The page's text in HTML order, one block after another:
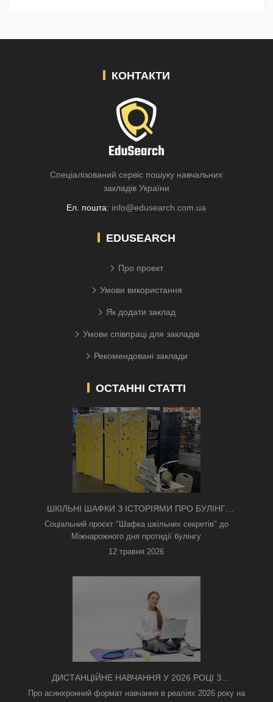
КОНТАКТИ
Спеціалізований сервіс пошуку навчальних
закладів України
Ел. пошта: info@edusearch.com.ua
EDUSEARCH
Про проект
Умови використання
Як додати заклад
Умови співпраці для закладів
Рекомендовані заклади
ОСТАННІ СТАТТІ
ШКІЛЬНІ ШАФКИ З ІСТОРІЯМИ ПРО БУЛІНГ
З'ЯВИЛИСЯ В КИЄВІ
Соціальний проєкт "Шафка шкільних секретів" до
Міжнарожного дня протидії булінгу
12 травня 2026
ДИСТАНЦІЙНЕ НАВЧАННЯ У 2026 РОЦІ З
ТРИВОГАМИ ТА БЕЗ СВІТЛА: ЯК АСИНХРОННИЙ
Про асинхронний формат навчання в реаліях 2026 року на